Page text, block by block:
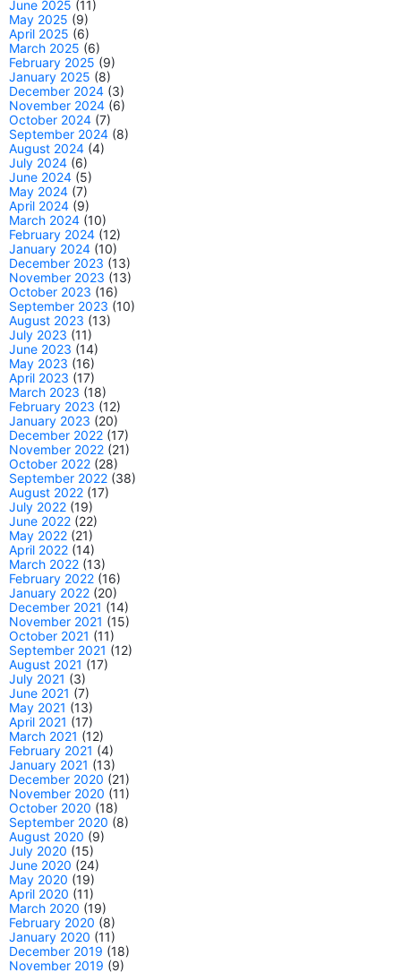
June 2025 (11)
May 2025 (9)
April 2025 (6)
March 2025 (6)
February 2025 (9)
January 2025 (8)
December 2024 (3)
November 2024 (6)
October 2024 (7)
September 2024 (8)
August 2024 (4)
July 2024 (6)
June 2024 (5)
May 2024 (7)
April 2024 (9)
March 2024 (10)
February 2024 (12)
January 2024 (10)
December 2023 (13)
November 2023 (13)
October 2023 (16)
September 2023 (10)
August 2023 (13)
July 2023 (11)
June 2023 (14)
May 2023 (16)
April 2023 (17)
March 2023 (18)
February 2023 (12)
January 2023 (20)
December 2022 (17)
November 2022 (21)
October 2022 (28)
September 2022 (38)
August 2022 (17)
July 2022 (19)
June 2022 (22)
May 2022 (21)
April 2022 (14)
March 2022 (13)
February 2022 (16)
January 2022 (20)
December 2021 (14)
November 2021 (15)
October 2021 (11)
September 2021 (12)
August 2021 (17)
July 2021 (3)
June 2021 (7)
May 2021 (13)
April 2021 (17)
March 2021 (12)
February 2021 (4)
January 2021 (13)
December 2020 (21)
November 2020 (11)
October 2020 (18)
September 2020 (8)
August 2020 (9)
July 2020 (15)
June 2020 (24)
May 2020 (19)
April 2020 (11)
March 2020 (19)
February 2020 (8)
January 2020 (11)
December 2019 (18)
November 2019 (9)